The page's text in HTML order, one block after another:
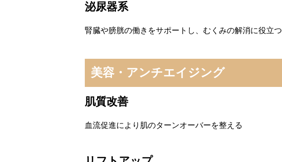
泌尿器系
腎臓や膀胱の働きをサポートし、むくみの解消に役立つ
美容・アンチエイジング
肌質改善
血流促進により肌のターンオーバーを整える